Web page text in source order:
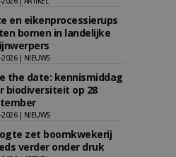
en eikenprocessierups
bomen in landelijke
2026 | NIEUWS
the date: kennismiddag
biodiversiteit op 28
2026 | NIEUWS
zet boomkwekerij
verder onder druk